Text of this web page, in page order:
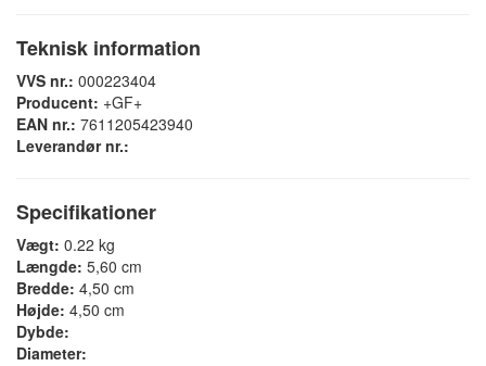
Teknisk information
VVS nr.: 000223404
Producent: +GF+
EAN nr.: 7611205423940
Leverandør nr.:
Specifikationer
Vægt: 0.22 kg
Længde: 5,60 cm
Bredde: 4,50 cm
Højde: 4,50 cm
Dybde:
Diameter: